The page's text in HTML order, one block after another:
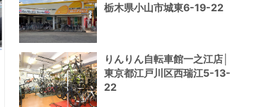
栃木県小山市城東6-19-22
りんりん自転車館一之江店│
東京都江戸川区西瑞江5-13-
22